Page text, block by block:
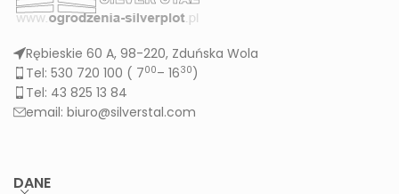
Rębieskie 60 A, 98-220, Zduńska Wola
Tel: 530 720 100 ( 700– 1630)
Tel: 43 825 13 84
email: biuro@silverstal.com
DANE